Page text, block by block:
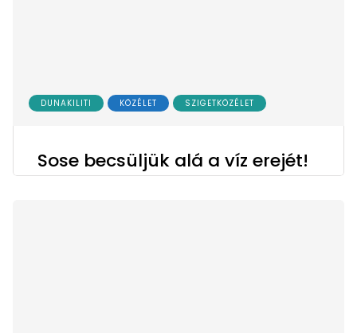
DUNAKILITI KÖZÉLET SZIGETKÖZÉLET
Sose becsüljük alá a víz erejét!